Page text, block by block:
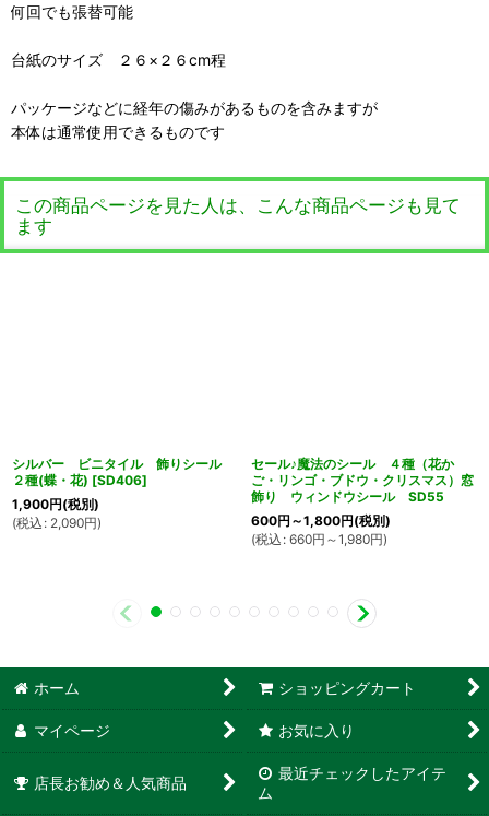
何回でも張替可能
台紙のサイズ ２６×２６cm程
パッケージなどに経年の傷みがあるものを含みますが
本体は通常使用できるものです
この商品ページを見た人は、こんな商品ページも見て
ます
シルバー ビニタイル 飾りシール
２種(蝶・花) [SD406]
1,900円(税別)
(税込 : 2,090円)
セール♪魔法のシール ４種（花か
ご・リンゴ・ブドウ・クリスマス）窓
飾り ウィンドウシール SD55
600円 ～1,800円(税別)
(税込 : 660円 ～1,980円)
ホーム ショッピングカート
マイページ お気に入り
店長お勧め＆人気商品
最近チェックしたアイテ
ム